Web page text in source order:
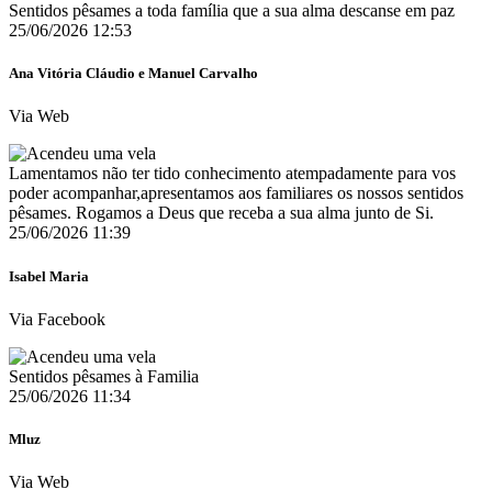
Sentidos pêsames a toda família que a sua alma descanse em paz
25/06/2026 12:53
Ana Vitória Cláudio e Manuel Carvalho
Via Web
Lamentamos não ter tido conhecimento atempadamente para vos
poder acompanhar,apresentamos aos familiares os nossos sentidos
pêsames. Rogamos a Deus que receba a sua alma junto de Si.
25/06/2026 11:39
Isabel Maria
Via Facebook
Sentidos pêsames à Familia
25/06/2026 11:34
Mluz
Via Web